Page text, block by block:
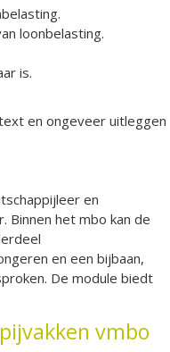
loonbelasting.
is.
en ongeveer uitleggen
en
Binnen het mbo kan de
en een bijbaan,
De module biedt
vmbo